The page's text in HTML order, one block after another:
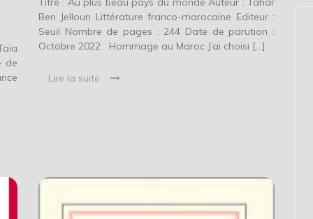
de
Ben Jelloun Littérature franco-marocaine Editeur :
Seuil Nombre de pages : 244 Date de parution :
Octobre 2022 Hommage au Maroc J’ai choisi […]
Lire la suite